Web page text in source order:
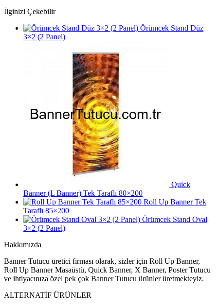
İlginizi Çekebilir
Örümcek Stand Düz
3×2 (2 Panel)
Quick
Banner (L Banner) Tek Taraflı 80×200
Roll Up Banner Tek
Taraflı 85×200
Örümcek Stand Oval
3×2 (2 Panel)
Hakkımızda
Banner Tutucu üretici firması olarak, sizler için Roll Up Banner,
Roll Up Banner Masaüstü, Quick Banner, X Banner, Poster Tutucu
ve ihtiyacınıza özel pek çok Banner Tutucu ürünler üretmekteyiz.
ALTERNATİF ÜRÜNLER